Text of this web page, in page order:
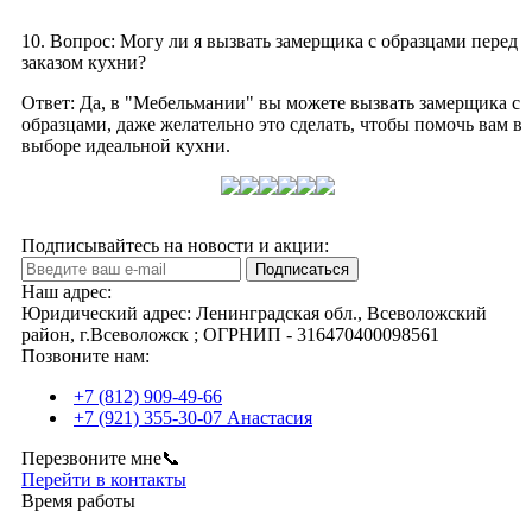
10. Вопрос: Могу ли я вызвать замерщика с образцами перед
заказом кухни?
Ответ: Да, в "Мебельмании" вы можете вызвать замерщика с
образцами, даже желательно это сделать, чтобы помочь вам в
выборе идеальной кухни.
Подписывайтесь на новости и акции:
Подписаться
Наш адрес:
Юридический адрес: Ленинградская обл., Всеволожский
район, г.Всеволожск ; ОГРНИП - 316470400098561
Позвоните нам:
+7 (812) 909-49-66
+7 (921) 355-30-07 Анастасия
Перезвоните мне📞
Перейти в контакты
Время работы